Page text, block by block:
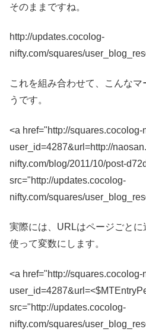
そのままですね。
http://updates.cocolog-
nifty.com/squares/
これを組み合わせて、こんな
うです。
<a href="http://
user_id=4287&url=http://
nifty.com/blog/2011/10/post-
src="http://updates.cocolog-
nifty.com/squares/
実際には、URLはページごと
使って変数にします。
<a href="http://
src="http://updates.cocolog-
nifty.com/squares/